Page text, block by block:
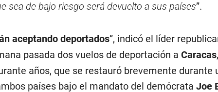
sea de bajo riesgo será devuelto a sus países”.
aceptando deportados”, indicó el líder
pasada dos vuelos de deportación a Caracas
años, que se restauró brevemente durante
países bajo el mandato del demócrata Joe